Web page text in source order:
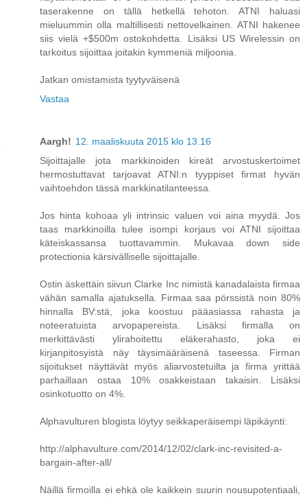
taserakenne on tällä hetkellä tehoton. ATNI haluasi
mieluummin olla maltillisesti nettovelkainen. ATNI hakenee
siis vielä +$500m ostokohdetta. Lisäksi US Wirelessin on
tarkoitus sijoittaa joitakin kymmeniä miljoonia.
Jatkan omistamista tyytyväisenä
Vastaa
Aargh! 12. maaliskuuta 2015 klo 13.16
Sijoittajalle jota markkinoiden kireät arvostuskertoimet
hermostuttavat tarjoavat ATNI:n tyyppiset firmat hyvän
vaihtoehdon tässä markkinatilanteessa.
Jos hinta kohoaa yli intrinsic valuen voi aina myydä. Jos
taas markkinoilla tulee isompi korjaus voi ATNI sijoittaa
käteiskassansa tuottavammin. Mukavaa down side
protectionia kärsivälliselle sijoittajalle.
Ostin äskettäin siivun Clarke Inc nimistä kanadalaista firmaa
vähän samalla ajatuksella. Firmaa saa pörssistä noin 80%
hinnalla BV:stä, joka koostuu pääasiassa rahasta ja
noteeratuista arvopapereista. Lisäksi firmalla on
merkittävästi ylirahoitettu eläkerahasto, joka ei
kirjanpitosyistä näy täysimääräisenä taseessa. Firman
sijoitukset näyttävät myös aliarvostetuilta ja firma yrittää
parhaillaan ostaa 10% osakkeistaan takaisin. Lisäksi
osinkotuotto on 4%.
Alphavulturen blogista löytyy seikkaperäisempi läpikäynti:
http://alphavulture.com/2014/12/02/clark-inc-revisited-a-
bargain-after-all/
Näillä firmoilla ei ehkä ole kaikkein suurin nousupotentiaali,